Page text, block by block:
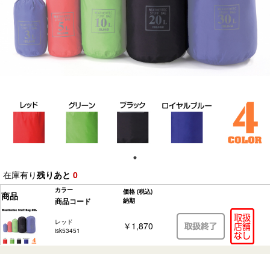
在庫有り残りあと 0
商品
カラー
商品コード
価格 (税込)
納期
レッド
isk53451
￥1,870